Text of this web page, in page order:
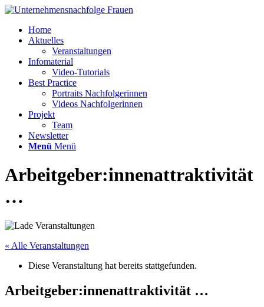
Home
Aktuelles
Veranstaltungen
Infomaterial
Video-Tutorials
Best Practice
Portraits Nachfolgerinnen
Videos Nachfolgerinnen
Projekt
Team
Newsletter
Menü Menü
Arbeitgeber:innenattraktivität
…
« Alle Veranstaltungen
Diese Veranstaltung hat bereits stattgefunden.
Arbeitgeber:innenattraktivität …